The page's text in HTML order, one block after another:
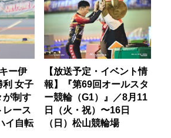
ー伊
利 女子
が制す
レース
イ自転
【放送予定・イベント情
報】『第69回オールスタ
ー競輪（G1）』／8月11
日（火・祝）〜16日
（日）松山競輪場